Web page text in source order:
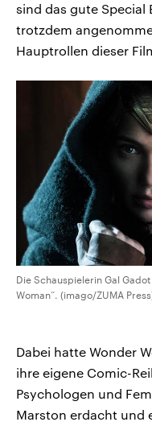
sind das gute Special
trotzdem
Hauptrollen dieser
Die Schauspielerin Gal
Woman“. (imago/ZUMA
Dabei hatte Wonder
ihre eigene Comic-
Psychologen und
Marston erdacht und